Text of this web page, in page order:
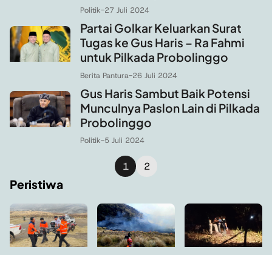
Politik-27 Juli 2024
Partai Golkar Keluarkan Surat
Tugas ke Gus Haris – Ra Fahmi
untuk Pilkada Probolinggo
Berita Pantura-26 Juli 2024
Gus Haris Sambut Baik Potensi
Munculnya Paslon Lain di Pilkada
Probolinggo
Politik-5 Juli 2024
1 2
Peristiwa